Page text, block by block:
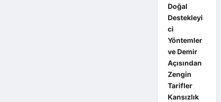
Doğal
Destekleyi
ci
Yöntemler
ve Demir
Açısından
Zengin
Tarifler
Kansızlık